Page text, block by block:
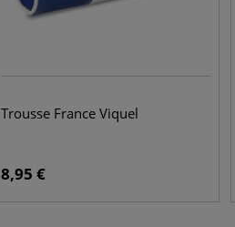
Trousse France Viquel
8,95 €